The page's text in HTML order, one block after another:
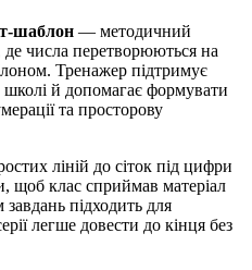
шаблон — методичний
числа перетворюються на
Тренажер підтримує
й допомагає формувати
та просторову
ліній до сіток під цифри
щоб клас сприймав матеріал
підходить для
легше довести до кінця без